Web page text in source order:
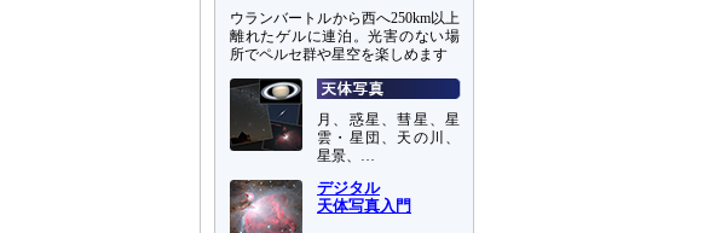
ウランバートルから西へ250km以上
離れたゲルに連泊。光害のない場
所でペルセ群や星空を楽しめます
月、惑星、彗星、星
雲・星団、天の川、
星景、…
デジタル
天体写真入門